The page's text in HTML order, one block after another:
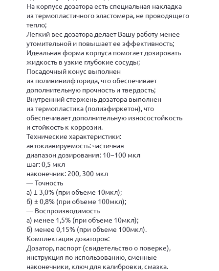
На корпусе дозатора есть специальная накладка
из термопластичного эластомера, не проводящего
тепло;
Легкий вес дозатора делает Вашу работу менее
утомительной и повышает ее эффективность;
Идеальная форма корпуса помогает дозировать
жидкость в узкие глубокие сосуды;
Посадочный конус выполнен
из поливинилфторида, что обеспечивает
дополнительную прочность и твердость;
Внутренний стержень дозатора выполнен
из термопластика (полиэфиркетон), что
обеспечивает дополнительную износостойкость
и стойкость к коррозии.
Технические характеристики:
автоклавируемость: частичная
диапазон дозирования: 10−100 мкл
шаг: 0,5 мкл
наконечник: 200, 300 мкл
— Точность
а) ± 3,0% (при объеме 10мкл);
б) ± 0,8% (при объеме 100мкл);
— Воспроизводимость
а) менее 1,5% (при объеме 10мкл);
б) менее 0,15% (при объеме 100мкл).
Комплектация дозаторов:
Дозатор, паспорт (свидетельство о поверке),
инструкция по использованию, сменные
наконечники, ключ для калибровки, смазка.